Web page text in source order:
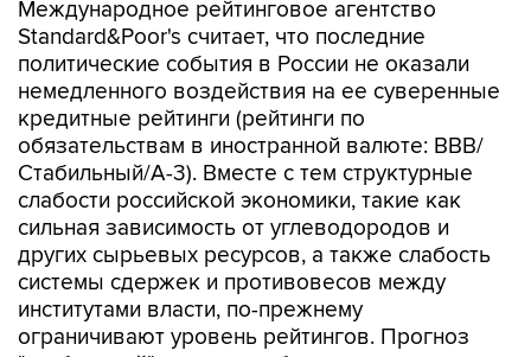
политические события в России не оказали
немедленного воздействия на ее суверенные
кредитные рейтинги (рейтинги по
обязательствам в иностранной валюте: BBB/
Стабильный/A-3). Вместе с тем структурные
слабости российской экономики, такие как
сильная зависимость от углеводородов и
других сырьевых ресурсов, а также слабость
системы сдержек и противовесов между
институтами власти, по-прежнему
ограничивают уровень рейтингов. Прогноз
"стабильный" отражает сбалансированность
рисков с точки зрения рейтингов.